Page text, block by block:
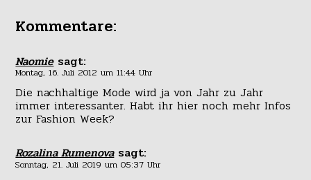
Kommentare:
Naomie sagt:
Montag, 16. Juli 2012 um 11:44 Uhr
Die nachhaltige Mode wird ja von Jahr zu Jahr
immer interessanter. Habt ihr hier noch mehr Infos
zur Fashion Week?
Rozalina Rumenova sagt:
Sonntag, 21. Juli 2019 um 05:37 Uhr